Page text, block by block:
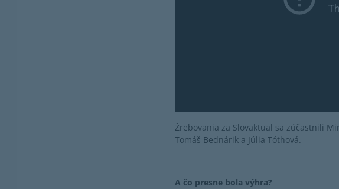
Žrebovania za Slovaktual sa zúčastnili
Tomáš Bednárik a Júlia Tóthová.
A čo presne bola výhra?